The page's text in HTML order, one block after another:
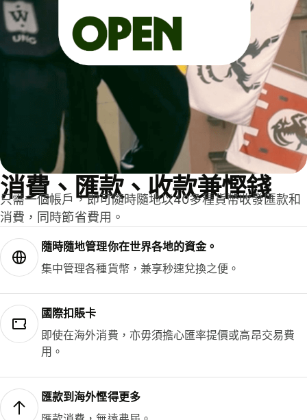
消費、匯款、收款兼慳錢
只需一個帳戶，即可隨時隨地以40多種貨幣收發匯款和
消費，同時節省費用。
隨時隨地管理你在世界各地的資金。
集中管理各種貨幣，兼享秒速兌換之便。
國際扣賬卡
即使在海外消費，亦毋須擔心匯率提價或高昂交易費
用。
匯款到海外慳得更多